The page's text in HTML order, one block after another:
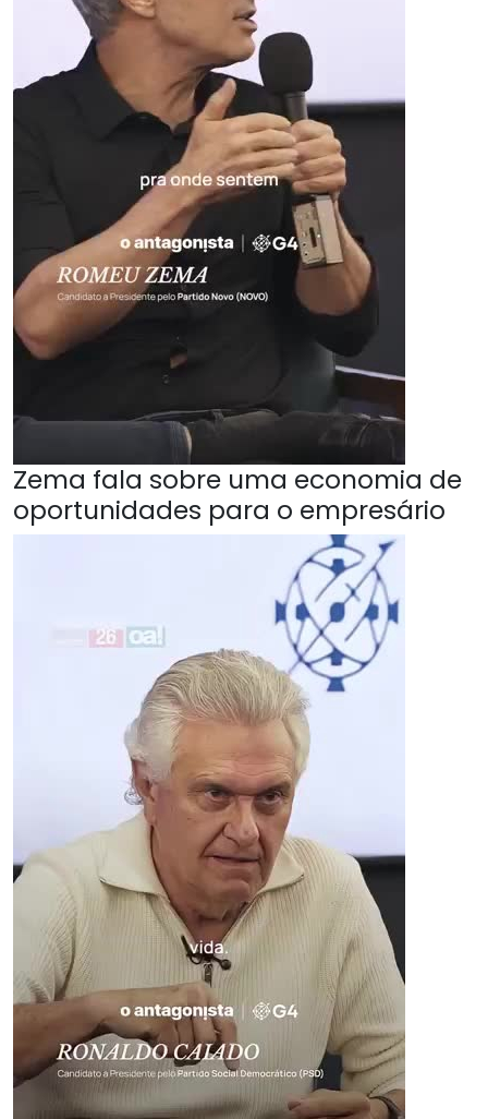
Zema fala sobre uma economia de
oportunidades para o empresário